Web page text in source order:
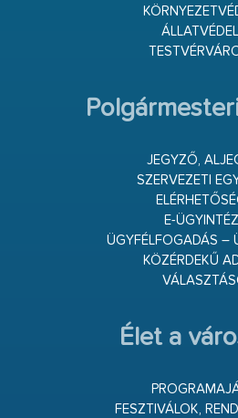
JEGYZŐ,
SZERVEZETI
E-
ÜGYFÉLFOGADÁS –
KÖZÉRDEKŰ
Élet a
FESZTIVÁLOK,